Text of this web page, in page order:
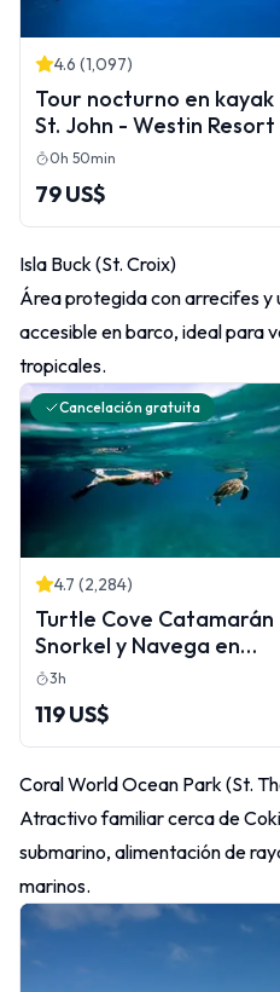
4.6 (1,097)
Tour nocturno en kayak
St. John - Westin Resort
0h 50min
79 US$
Isla Buck (St. Croix)
Área protegida con arrecifes y
accesible en barco, ideal para
tropicales.
Cancelación gratuita
4.7 (2,284)
Turtle Cove Catamarán
Snorkel y Navega en
Little Buck Island STT
3h
119 US$
Coral World Ocean Park (St.
Atractivo familiar cerca de
submarino, alimentación de
marinos.